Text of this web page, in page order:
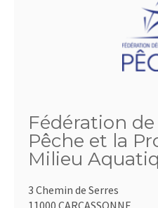
Fédération
Pêche et la
Milieu
3 Chemin de Serres
11000 CARCASSONNE